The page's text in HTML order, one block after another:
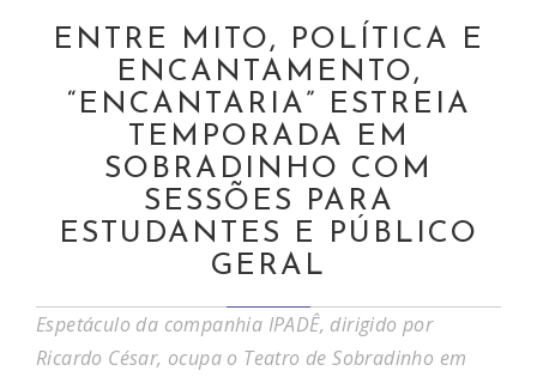
ENTRE MITO, POLÍTICA E
ENCANTAMENTO,
“ENCANTARIA” ESTREIA
TEMPORADA EM
SOBRADINHO COM
SESSÕES PARA
ESTUDANTES E PÚBLICO
GERAL
Espetáculo da companhia IPADÊ, dirigido por
Ricardo César, ocupa o Teatro de Sobradinho em